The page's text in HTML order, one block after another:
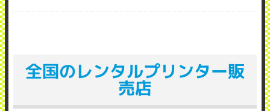
全国のレンタルプリンター販
売店